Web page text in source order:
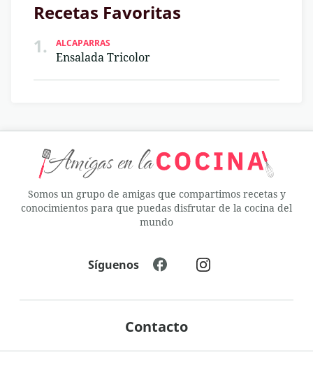
Recetas Favoritas
1.
ALCAPARRAS
Ensalada Tricolor
Somos un grupo de amigas que compartimos recetas y
conocimientos para que puedas disfrutar de la cocina del
mundo
Contacto
Síguenos